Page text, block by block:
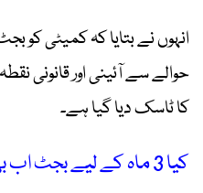
انہوں نے بتایا کہ کمیٹی کو
حوالے سے آئینی اور قانونی
کا ٹاسک دیا گیا ہے۔
کیا 3 ماہ کے لیے بجٹ اب بھی زیر غور ہے؟